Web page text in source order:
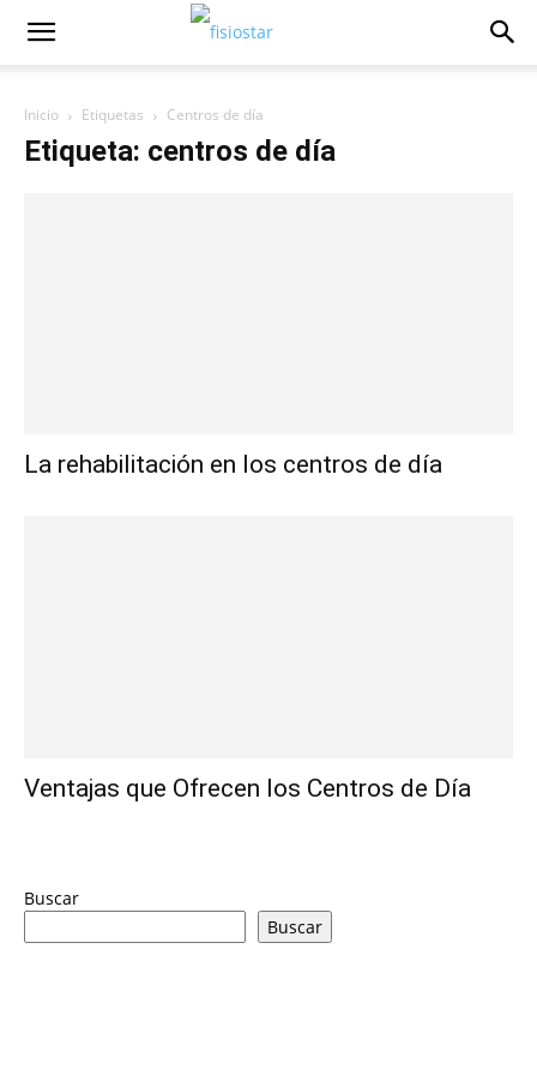
Inicio Etiquetas Centros de día
Etiqueta: centros de día
La rehabilitación en los centros de día
Ventajas que Ofrecen los Centros de Día
Buscar
Buscar